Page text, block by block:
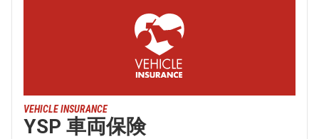
VEHICLE INSURANCE
YSP 車両保険